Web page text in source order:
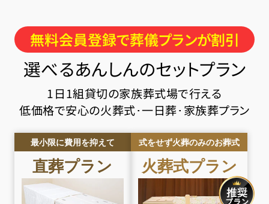
無料会員登録で葬儀プランが割引
選べるあんしんのセットプラン
1日1組貸切の家族葬式場で行える
低価格で安心の火葬式･一日葬･家族葬プラン
最小限に費用を抑えて
直葬プラン
式をせず火葬のみのお葬式
火葬式プラン